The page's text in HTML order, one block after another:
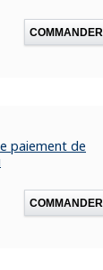
COMMANDER
paiement de
COMMANDER